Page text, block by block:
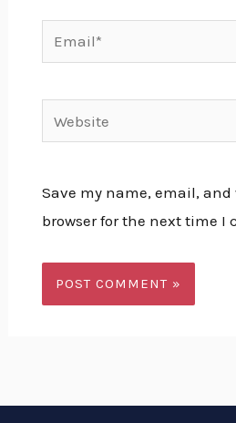
Email*
Save my name, email,
browser for the next time I